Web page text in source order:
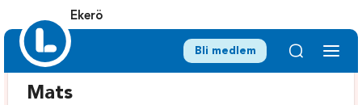
Ekerö
Bli medlem
Mats